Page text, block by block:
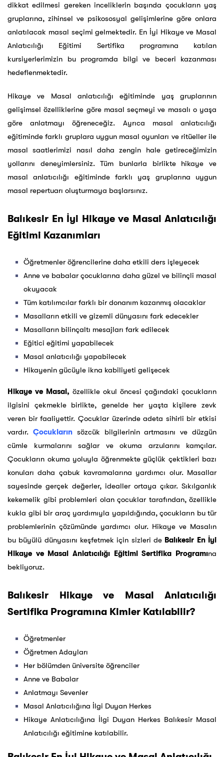
dikkat edilmesi gereken inceliklerin başında çocukların yaş
gruplarına, zihinsel ve psikososyal gelişimlerine göre onlara
anlatılacak masal seçimi gelmektedir. En İyi Hikaye ve Masal
Anlatıcılığı Eğitimi Sertifika programına katılan
kursiyerlerimizin bu programda bilgi ve beceri kazanması
hedeflenmektedir.
Hikaye ve Masal anlatıcılığı eğitiminde yaş gruplarının
gelişimsel özelliklerine göre masal seçmeyi ve masalı o yaşa
göre anlatmayı öğreneceğiz. Ayrıca masal anlatıcılığı
eğitiminde farklı gruplara uygun masal oyunları ve ritüeller ile
masal saatlerimizi nasıl daha zengin hale getireceğimizin
yollarını deneyimlersiniz. Tüm bunlarla birlikte hikaye ve
masal anlatıcılığı eğitiminde farklı yaş gruplarına uygun
masal repertuarı oluşturmaya başlarsınız.
Balıkesir En İyi Hikaye ve Masal Anlatıcılığı
Eğitimi Kazanımları
Öğretmenler öğrencilerine daha etkili ders işleyecek
Anne ve babalar çocuklarına daha güzel ve bilinçli masal
okuyacak
Tüm katılımcılar farklı bir donanım kazanmış olacaklar
Masalların etkili ve gizemli dünyasını fark edecekler
Masalların bilinçaltı mesajları fark edilecek
Eğitici eğitimi yapabilecek
Masal anlatıcılığı yapabilecek
Hikayenin gücüyle ikna kabiliyeti gelişecek
Hikaye ve Masal, özellikle okul öncesi çağındaki çocukların
ilgisini çekmekle birlikte, genelde her yaşta kişilere zevk
veren bir faaliyettir. Çocuklar üzerinde adeta sihirli bir etkisi
vardır. Çocukların sözcük bilgilerinin artmasını ve düzgün
cümle kurmalarını sağlar ve okuma arzularını kamçılar.
Çocukların okuma yoluyla öğrenmekte güçlük çektikleri bazı
konuları daha çabuk kavramalarına yardımcı olur. Masallar
sayesinde gerçek değerler, idealler ortaya çıkar. Sıkılganlık
kekemelik gibi problemleri olan çocuklar tarafından, özellikle
kukla gibi bir araç yardımıyla yapıldığında, çocukların bu tür
problemlerinin çözümünde yardımcı olur. Hikaye ve Masalın
bu büyülü dünyasını keşfetmek için sizleri de Balıkesir En İyi
Hikaye ve Masal Anlatıcılığı Eğitimi Sertifika Programına
bekliyoruz.
Balıkesir Hikaye ve Masal Anlatıcılığı
Sertifika Programına Kimler Katılabilir?
Öğretmenler
Öğretmen Adayları
Her bölümden üniversite öğrenciler
Anne ve Babalar
Anlatmayı Sevenler
Masal Anlatıcılığına İlgi Duyan Herkes
Hikaye Anlatıcılığına İlgi Duyan Herkes Balıkesir Masal
Anlatıcılığı eğitimine katılabilir.